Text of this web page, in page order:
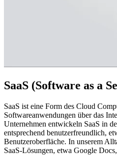
SaaS (Software as a
SaaS ist eine Form des Cloud
Softwareanwendungen über das
Unternehmen entwickeln SaaS in
entsprechend benutzerfreundlich,
Benutzeroberfläche. In unserem
SaaS-Lösungen, etwa Google